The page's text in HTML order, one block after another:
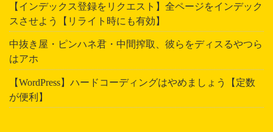
【インデックス登録をリクエスト】全ページをインデック
スさせよう【リライト時にも有効】
中抜き屋・ピンハネ君・中間搾取、彼らをディスるやつら
はアホ
【WordPress】ハードコーディングはやめましょう【定数
が便利】